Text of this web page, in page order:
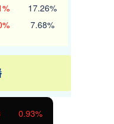
17.26%
7.68%
1.01%